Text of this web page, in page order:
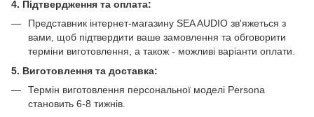
4. Підтвердження та оплата:
Представник інтернет-магазину SEA AUDIO зв'яжеться з
вами, щоб підтвердити ваше замовлення та обговорити
терміни виготовлення, а також - можливі варіанти оплати.
5. Виготовлення та доставка:
Термін виготовлення персональної моделі Persona
становить 6-8 тижнів.